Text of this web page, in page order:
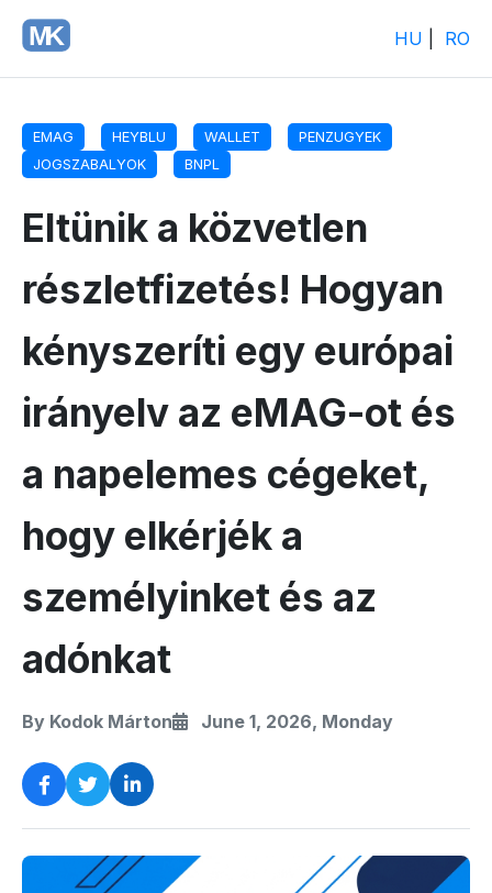
HU RO
EMAG HEYBLU WALLET
PENZUGYEK
JOGSZABALYOK
BNPL
Eltünik a közvetlen
részletfizetés! Hogyan
kényszeríti egy európai
irányelv az eMAG-ot és
a napelemes cégeket,
hogy elkérjék a
személyinket és az
adónkat
By Kodok Márton June 1, 2026, Monday